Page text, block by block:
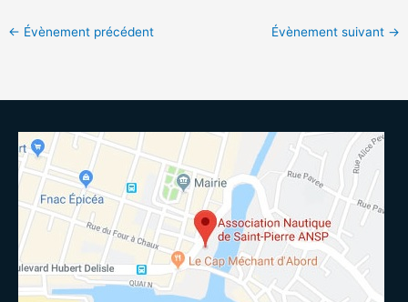
← Évènement précédent Évènement suivant →